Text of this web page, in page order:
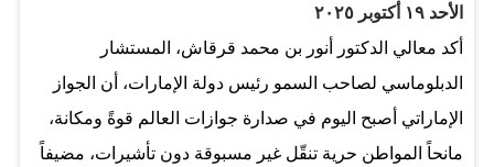
مدنية مستقلة، مضيفاً أن الجهود الإماراتية مع الشركاء
الإقليميين والدوليين تجسد ما يمكن تحقيقه عندما تتوحد القوى
المعتدلة في السعي نحو السلام والاستقرار. سياسات متوازنة
ومستقلة وأوضح قرقاش أن المنطقة اليوم تعيش مرحلة
ديناميكية تشهد التقاء الشرق…
الأحد ١٩ أكتوبر ٢٠٢٥
أكد معالي الدكتور أنور بن محمد قرقاش، المستشار
الدبلوماسي لصاحب السمو رئيس دولة الإمارات، أن الجواز
الإماراتي أصبح اليوم في صدارة جوازات العالم قوةً ومكانة،
مانحاً المواطن حرية تنقّل غير مسبوقة دون تأشيرات، مضيفاً